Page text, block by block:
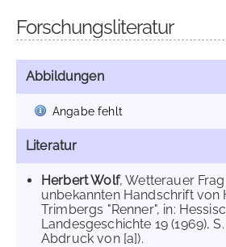
Forschungsliteratur
Abbildungen
Angabe fehlt
Literatur
Herbert Wolf, Wetterauer
unbekannten Handschrift von
Trimbergs "Renner", in:
Landesgeschichte 19 (1969),
Abdruck von [a]).